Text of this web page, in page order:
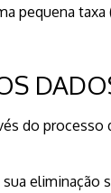
pequena
do